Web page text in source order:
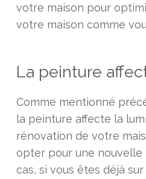
votre maison pour
votre maison comme
La peinture
Comme mentionné
la peinture affecte la
rénovation de votre
opter pour une nouvelle
cas, si vous êtes déjà